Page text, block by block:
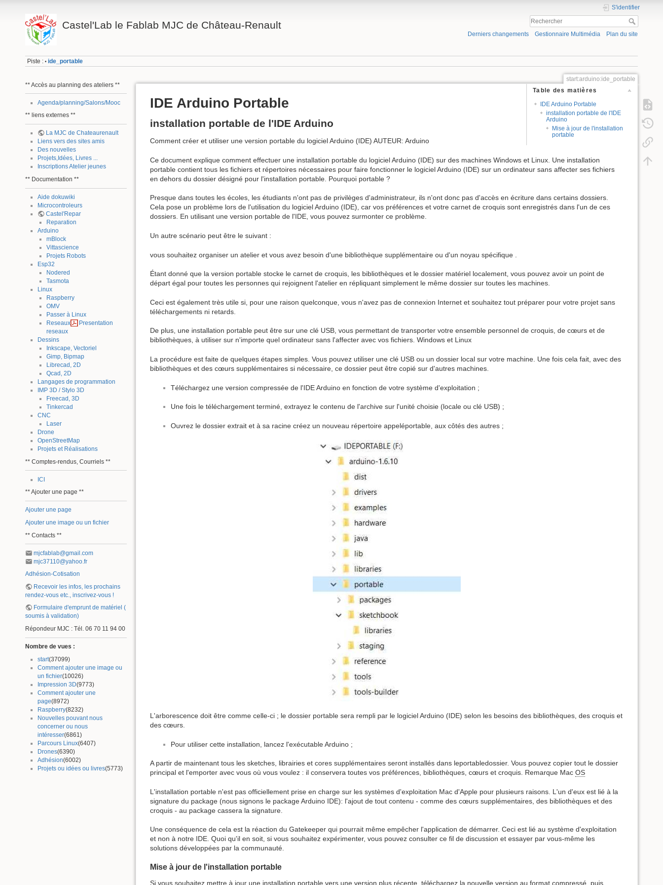
Castel'Lab le Fablab MJC de Château-Renault
S'identifier
Derniers changements Gestionnaire Multimédia Plan du site
Piste : • ide_portable
** Accès au planning des ateliers **
Agenda/planning/Salons/Mooc
** liens externes **
La MJC de Chateaurenault
Liens vers des sites amis
Des nouvelles
Projets,Idées, Livres ...
Inscriptions Atelier jeunes
** Documentation **
Aide dokuwiki
Microcontroleurs
Castel'Repar
Reparation
Arduino
mBlock
Vittascience
Projets Robots
Esp32
Nodered
Tasmota
Linux
Raspberry
OMV
Passer à Linux
Reseaux
Presentation
reseaux
Dessins
Inkscape, Vectoriel
Gimp, Bipmap
Librecad, 2D
Qcad, 2D
Langages de programmation
IMP 3D / Stylo 3D
Freecad, 3D
Tinkercad
CNC
Laser
Drone
OpenStreetMap
Projets et Réalisations
** Comptes-rendus, Courriels **
ICI
** Ajouter une page **
Ajouter une page
Ajouter une image ou un fichier
** Contacts **
mjcfablab@gmail.com
mjc37110@yahoo.fr
Adhésion-Cotisation
Recevoir les infos, les prochains
rendez-vous etc., inscrivez-vous !
Formulaire d'emprunt de matériel (
soumis à validation)
Répondeur MJC : Tél. 06 70 11 94 00
Nombre de vues :
start(37099)
Comment ajouter une image ou
un fichier(10026)
Impression 3D(9773)
Comment ajouter une
page(8972)
Raspberry(8232)
Nouvelles pouvant nous
concerner ou nous
intéresser(6861)
Parcours Linux(6407)
Drones(6390)
Adhésion(6002)
Projets ou idées ou livres(5773)
start:arduino:ide_portable
Table des matières
IDE Arduino Portable
installation portable de l'IDE
Arduino
Mise à jour de l'installation
portable
IDE Arduino Portable
installation portable de l'IDE Arduino
Comment créer et utiliser une version portable du logiciel Arduino (IDE) AUTEUR: Arduino
Ce document explique comment effectuer une installation portable du logiciel Arduino (IDE) sur des machines Windows et Linux. Une installation
portable contient tous les fichiers et répertoires nécessaires pour faire fonctionner le logiciel Arduino (IDE) sur un ordinateur sans affecter ses fichiers
en dehors du dossier désigné pour l'installation portable. Pourquoi portable ?
Presque dans toutes les écoles, les étudiants n'ont pas de privilèges d'administrateur, ils n'ont donc pas d'accès en écriture dans certains dossiers.
Cela pose un problème lors de l'utilisation du logiciel Arduino (IDE), car vos préférences et votre carnet de croquis sont enregistrés dans l'un de ces
dossiers. En utilisant une version portable de l'IDE, vous pouvez surmonter ce problème.
Un autre scénario peut être le suivant :
vous souhaitez organiser un atelier et vous avez besoin d'une bibliothèque supplémentaire ou d'un noyau spécifique .
Étant donné que la version portable stocke le carnet de croquis, les bibliothèques et le dossier matériel localement, vous pouvez avoir un point de
départ égal pour toutes les personnes qui rejoignent l'atelier en répliquant simplement le même dossier sur toutes les machines.
Ceci est également très utile si, pour une raison quelconque, vous n'avez pas de connexion Internet et souhaitez tout préparer pour votre projet sans
téléchargements ni retards.
De plus, une installation portable peut être sur une clé USB, vous permettant de transporter votre ensemble personnel de croquis, de cœurs et de
bibliothèques, à utiliser sur n'importe quel ordinateur sans l'affecter avec vos fichiers. Windows et Linux
La procédure est faite de quelques étapes simples. Vous pouvez utiliser une clé USB ou un dossier local sur votre machine. Une fois cela fait, avec des
bibliothèques et des cœurs supplémentaires si nécessaire, ce dossier peut être copié sur d'autres machines.
Téléchargez une version compressée de l'IDE Arduino en fonction de votre système d'exploitation ;
Une fois le téléchargement terminé, extrayez le contenu de l'archive sur l'unité choisie (locale ou clé USB) ;
Ouvrez le dossier extrait et à sa racine créez un nouveau répertoire appeléportable, aux côtés des autres ;
L'arborescence doit être comme celle-ci ; le dossier portable sera rempli par le logiciel Arduino (IDE) selon les besoins des bibliothèques, des croquis et
des cœurs.
Pour utiliser cette installation, lancez l'exécutable Arduino ;
A partir de maintenant tous les sketches, librairies et cores supplémentaires seront installés dans leportabledossier. Vous pouvez copier tout le dossier
principal et l'emporter avec vous où vous voulez : il conservera toutes vos préférences, bibliothèques, cœurs et croquis. Remarque Mac OS
L'installation portable n'est pas officiellement prise en charge sur les systèmes d'exploitation Mac d'Apple pour plusieurs raisons. L'un d'eux est lié à la
signature du package (nous signons le package Arduino IDE): l'ajout de tout contenu - comme des cœurs supplémentaires, des bibliothèques et des
croquis - au package cassera la signature.
Une conséquence de cela est la réaction du Gatekeeper qui pourrait même empêcher l'application de démarrer. Ceci est lié au système d'exploitation
et non à notre IDE. Quoi qu'il en soit, si vous souhaitez expérimenter, vous pouvez consulter ce fil de discussion et essayer par vous-même les
solutions développées par la communauté.
Mise à jour de l'installation portable
Si vous souhaitez mettre à jour une installation portable vers une version plus récente, téléchargez la nouvelle version au format compressé, puis